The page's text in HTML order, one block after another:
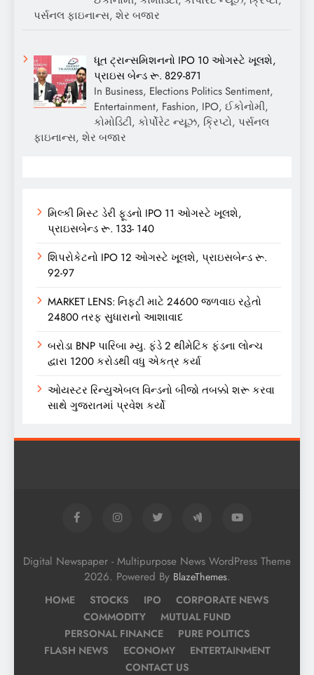
પર્સનલ ફાઇનાન્સ, શેર બજાર
ધૂત ટ્રાન્સમિશનનો IPO 10 ઓગસ્ટે ખૂલશે,
પ્રાઇસ બેન્ડ રૂ. 829-871
In Business, Elections Politics Sentiment,
Entertainment, Fashion, IPO, ઈકોનોમી,
કોમોડિટી, કોર્પોરેટ ન્યૂઝ, ક્રિપ્ટો, પર્સનલ
ફાઇનાન્સ, શેર બજાર
મિલ્કી મિસ્ટ ડેરી ફૂડનો IPO 11 ઓગસ્ટે ખૂલશે,
પ્રાઇસબેન્ડ રૂ. 133- 140
શિપરોકેટનો IPO 12 ઓગસ્ટે ખૂલશે, પ્રાઇસબેન્ડ રૂ.
92-97
MARKET LENS: નિફ્ટી માટે 24600 જળવાઇ રહેતો
24800 તરફ સુધારાનો આશાવાદ
બરોડા BNP પારિબા મ્યુ. ફંડે 2 થીમેટિક ફંડના લોન્ચ
દ્વારા 1200 કરોડથી વધુ એકત્ર કર્યા
ઓયસ્ટર રિન્યુએબલ વિન્ડનો બીજો તબક્કો શરૂ કરવા
સાથે ગુજરાતમાં પ્રવેશ કર્યો
Digital Newspaper - Multipurpose News WordPress Theme
2026. Powered By BlazeThemes.
HOME STOCKS IPO
CORPORATE NEWS
COMMODITY
MUTUAL FUND
PERSONAL FINANCE
PURE POLITICS
FLASH NEWS
ECONOMY
ENTERTAINMENT
CONTACT US